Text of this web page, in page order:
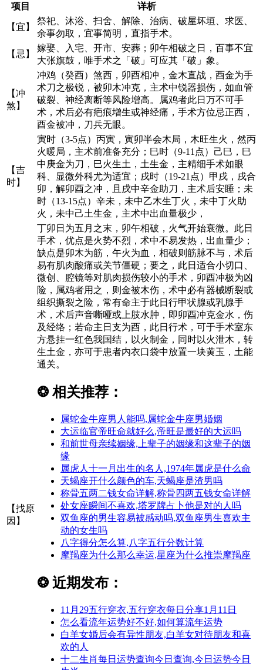
项目 详析
【宜】
祭祀、沐浴、扫舍、解除、治病、破屋坏垣、求医、
余事勿取，宜事简明，直指手术。
【忌】
嫁娶、入宅、开市、安葬；卯午相破之日，百事不宜
大张旗鼓，唯手术之「破」可应其「破」象。
【冲
煞】
冲鸡（癸酉）煞西，卯酉相冲，金木直战，酉金为手
术刀之极锐，被卯木冲克，主术中锐器损伤，如血管
破裂、神经离断等风险增高。属鸡者此日万不可手
术，术后必有疤痕增生或神经痛，手术方位忌正西，
酉金被冲，刀兵无眼。
【吉
时】
寅时（3-5点）丙寅，寅卯半会木局，木旺生火，然丙
火暖局，主术前准备充分；巳时（9-11点）己巳，巳
中庚金为刀，巳火生土，土生金，主精细手术如眼
科、显微外科尤为适宜；戌时（19-21点）甲戌，戌合
卯，解卯酉之冲，且戌中辛金助刀，主术后安睡；未
时（13-15点）辛未，未中乙木生丁火，未中丁火助
火，未中己土生金，主术中出血量极少，
【找原
因】
丁卯日为五月之末，卯午相破，火气开始衰微。此日
手术，优点是火势不烈，术中不易发热，出血量少；
缺点是卯木为筋，午火为血，相破则筋脉不与，术后
易有肌肉酸痛或关节僵硬；要之，此日适合小切口、
微创、腔镜等对肌肉损伤较小的手术，卯酉冲极为凶
险，属鸡者用之，则金被木伤，术中必有器械断裂或
组织撕裂之险，常有命主于此日行甲状腺或乳腺手
术，术后声音嘶哑或上肢水肿，即卯酉冲克金水，伤
及经络；若命主日支为酉，此日行术，可于手术室东
方悬挂一红色我国结，以火制金，同时以火泄木，转
生土金，亦可于患者内衣口袋中放置一块黄玉，土能
通关。
❂ 相关推荐：
属蛇金牛座男人能吗,属蛇金牛座男婚姻
大运临官帝旺命就好么,帝旺是最好的大运吗
和前世母亲续姻缘,上辈子的姻缘和这辈子的姻
缘
属虎人十一月出生的名人,1974年属虎是什么命
天蝎座开什么颜色的车,天蝎座是渣男吗
称骨五两二钱女命详解,称骨四两五钱女命详解
处女座瞬间不喜欢,塔罗牌占卜他是对的人吗
双鱼座的男生容易被感动吗,双鱼座男生喜欢主
动的女生吗
八字得分怎么算,八字五行分数计算
摩羯座为什么那么幸运,星座为什么推崇摩羯座
❂ 近期发布：
11月29五行穿衣,五行穿衣每日分享1月11日
怎么看流年运势好不好,如何算流年运势
白羊女婚后会有异性朋友,白羊女对待朋友和喜
欢的人
十二生肖每日运势查询今日查询,今日运势今日